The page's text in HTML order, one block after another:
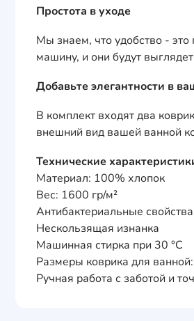
Простота в уходе
Мы знаем, что удобство -
машину, и они будут
Добавьте элегантности в
В комплект входят два
внешний вид вашей ванной
Технические
Материал: 100% хлопок
Вес: 1600 гр/м²
Антибактериальные свойства
Нескользящая изнанка
Машинная стирка при 30 °C
Размеры коврика для
Ручная работа с заботой и